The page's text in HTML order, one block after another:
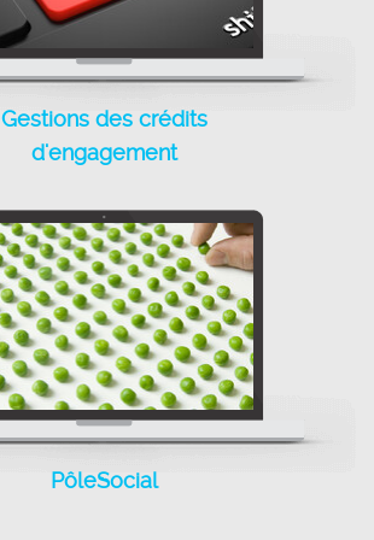
Gestions des crédits
d'engagement
Gestions des crédits
d'engagement
PôleSocial